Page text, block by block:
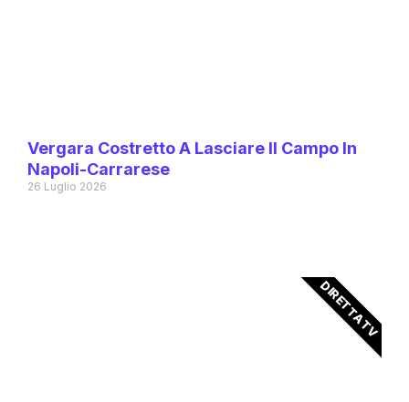
Vergara Costretto A Lasciare Il Campo In
Napoli-Carrarese
26 Luglio 2026
DIRETTA TV